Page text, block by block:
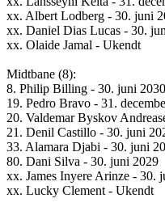
xx. Albert Lodberg - 30. juni
xx. Daniel Dias Lucas - 30.
xx. Olaide Jamal - Ukendt
Midtbane (8):
8. Philip Billing - 30. juni 2030
19. Pedro Bravo - 31.
20. Valdemar Byskov
21. Denil Castillo - 30. juni
33. Alamara Djabi - 30. juni
80. Dani Silva - 30. juni 2029
xx. James Inyere Arinze - 30.
xx. Lucky Clement - Ukendt